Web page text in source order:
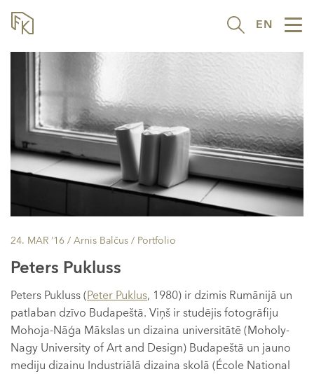
EN
24. MAR ’16 / Arnis Balčus / Portfolio
Peters Pukluss
Peters Pukluss (Peter Puklus, 1980) ir dzimis Rumānijā un
patlaban dzīvo Budapeštā. Viņš ir studējis fotogrāfiju
Mohoja-Nāģa Mākslas un dizaina universitātē (Moholy-
Nagy University of Art and Design) Budapeštā un jauno
mediju dizainu Industriālā dizaina skolā (École National